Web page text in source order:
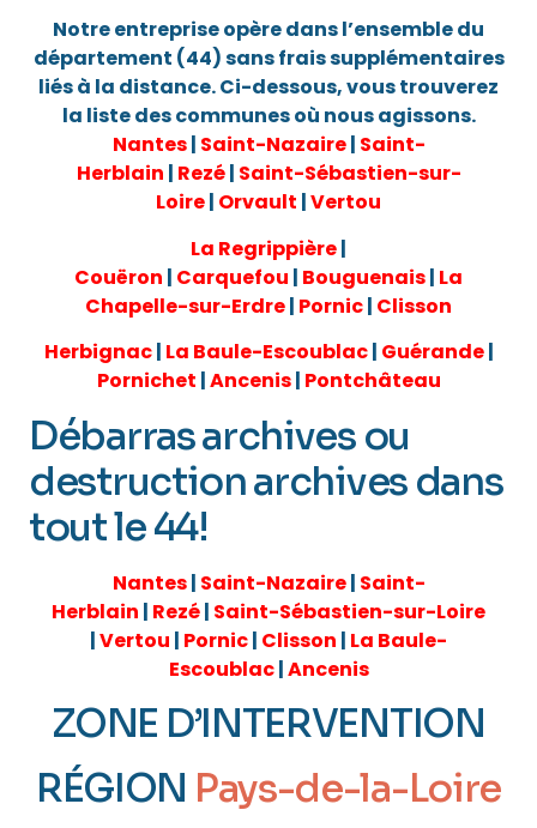
Notre entreprise opère dans l’ensemble du
département (44) sans frais supplémentaires
liés à la distance. Ci-dessous, vous trouverez
la liste des communes où nous agissons.
Nantes| Saint-Nazaire| Saint-
Herblain | Rezé| Saint-Sébastien-sur-
Loire| Orvault |Vertou
La Regrippière|
Couëron | Carquefou | Bouguenais| La
Chapelle-sur-Erdre| Pornic| Clisson
Herbignac| La Baule-Escoublac| Guérande|
Pornichet |Ancenis| Pontchâteau
Débarras archives ou
destruction archives dans
tout le 44!
Nantes| Saint-Nazaire| Saint-
Herblain | Rezé| Saint-Sébastien-sur-Loire
|Vertou | Pornic| Clisson | La Baule-
Escoublac|Ancenis
ZONE D’INTERVENTION
RÉGION Pays-de-la-Loire